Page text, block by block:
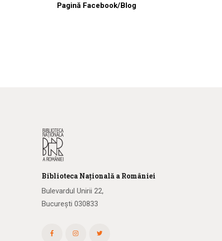
Pagină Facebook/Blog
Biblioteca Națională a României
Bulevardul Unirii 22,
București 030833